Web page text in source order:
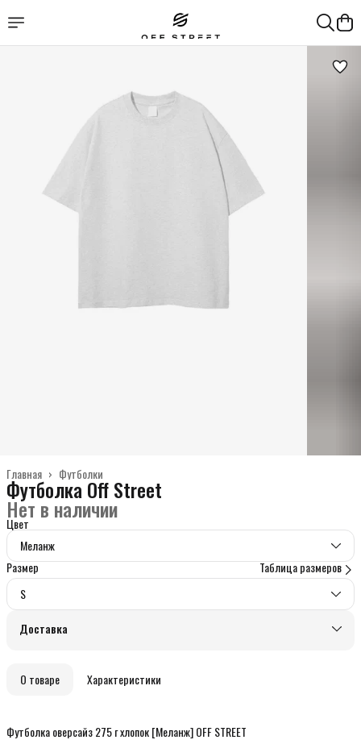
Футболки
Главная ›
Футболка Off Street
Нет в наличии
Цвет
Меланж
Размер
Таблица размеров
S
Доставка
О товаре Характеристики
Футболка оверсайз 275 г хлопок [Меланж] OFF STREET